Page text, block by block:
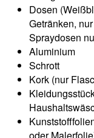
Dosen
Getränken,
Spraydosen
Aluminium
Schrott
Kork (nur
oder